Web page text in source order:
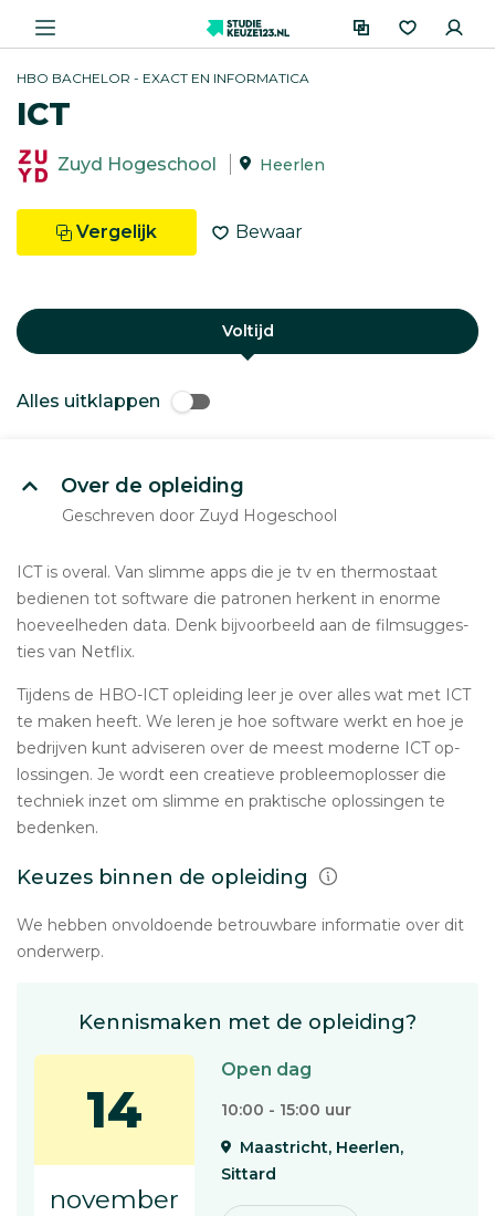
HBO BACHELOR - EXACT EN INFORMATICA
ICT
Zuyd Hogeschool Heerlen
Vergelijk Bewaar
Voltijd
Alles uitklappen
Over de opleiding
Geschreven door Zuyd Hogeschool
ICT is overal. Van slimme apps die je tv en ther­mo­staat
bedienen tot software die patronen herkent in enorme
hoe­veel­he­den data. Denk bij­voor­beeld aan de film­sug­ges­
ties van Netflix.
Tijdens de HBO-ICT op­lei­ding leer je over alles wat met ICT
te maken heeft. We leren je hoe software werkt en hoe je
be­drij­ven kunt ad­vi­se­ren over de meest moderne ICT op­
los­sin­gen. Je wordt een cre­a­tie­ve pro­bleem­op­los­ser die
techniek inzet om slimme en prak­ti­sche op­los­sin­gen te
bedenken.
Keuzes binnen de opleiding
We hebben onvoldoende betrouwbare informatie over dit
onderwerp.
Kennismaken met de opleiding?
14
november
Open dag
10:00 - 15:00 uur
Maastricht, Heerlen,
Sittard